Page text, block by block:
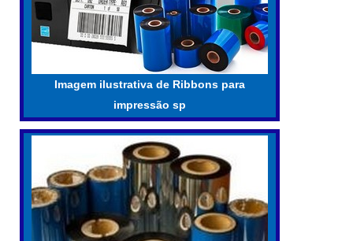
Imagem ilustrativa de Ribbons para
impressão sp